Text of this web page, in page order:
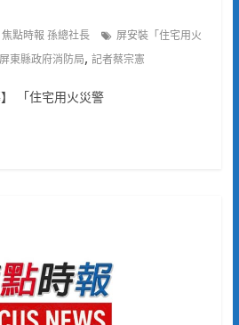
焦點時報 孫總社長
屏安裝「住宅用火
屏東縣政府消防局, 記者蔡宗憲
「住宅用火災警